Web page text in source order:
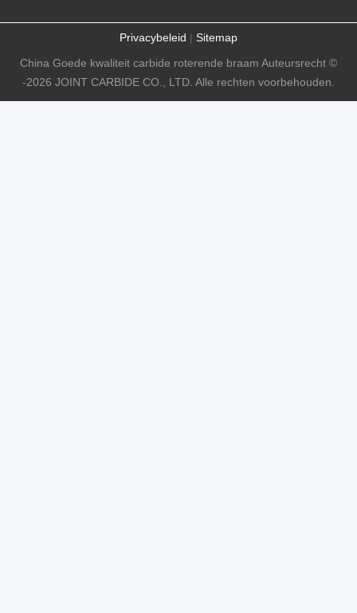
Privacybeleid | Sitemap
China Goede kwaliteit carbide roterende braam Auteursrecht ©
-2026 JOINT CARBIDE CO., LTD. Alle rechten voorbehouden.